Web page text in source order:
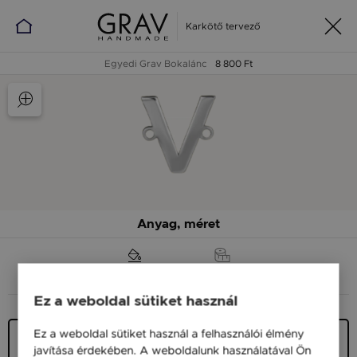
Karkötő tervező
Egyedi Grav Bokalánc 8 800 Ft
Anyag, méret
Ezüst 925
8 800 Ft
Ez a weboldal sütiket használ
Ez a weboldal sütiket használ a felhasználói élmény
javítása érdekében. A weboldalunk használatával Ön